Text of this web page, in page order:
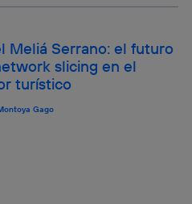
Meliá Serrano: el futuro
slicing en el
turístico
Gago